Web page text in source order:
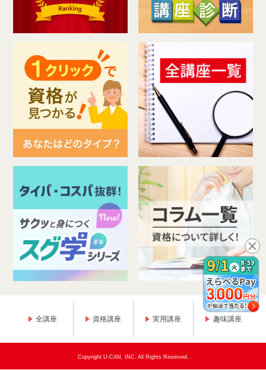
全講座 資格講座 実用講座 趣味講座
Copyright U-CAN, INC. All Rights Reserved.